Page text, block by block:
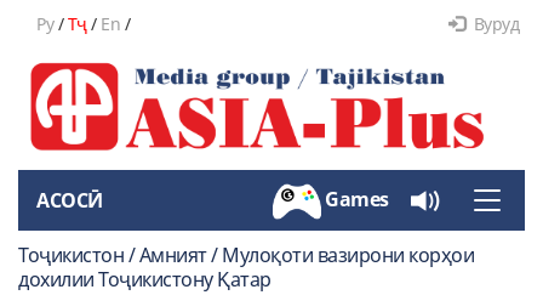
Ру/Тҷ/ En / Вуруд
Toggle
АСОСӢ Games
Тоҷикистон / Амният / Мулоқоти вазирони корҳои
дохилии Тоҷикистону Қатар